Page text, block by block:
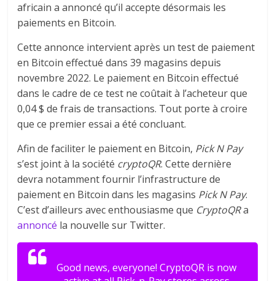
africain a annoncé qu’il accepte désormais les
paiements en Bitcoin.
Cette annonce intervient après un test de paiement
en Bitcoin effectué dans 39 magasins depuis
novembre 2022. Le paiement en Bitcoin effectué
dans le cadre de ce test ne coûtait à l’acheteur que
0,04 $ de frais de transactions. Tout porte à croire
que ce premier essai a été concluant.
Afin de faciliter le paiement en Bitcoin, Pick N Pay
s’est joint à la société cryptoQR. Cette dernière
devra notamment fournir l’infrastructure de
paiement en Bitcoin dans les magasins Pick N Pay.
C’est d’ailleurs avec enthousiasme que CryptoQRa
annoncé la nouvelle sur Twitter.
Good news, everyone! CryptoQR is now